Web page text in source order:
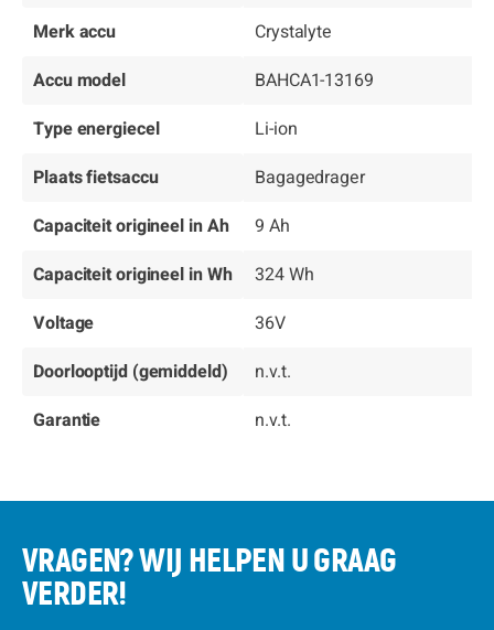
Merk accu
Crystalyte
Accu model
BAHCA1-13169
Type energiecel
Li-ion
Plaats fietsaccu
Bagagedrager
Capaciteit origineel in Ah
9 Ah
Capaciteit origineel in Wh
324 Wh
Voltage
36V
Doorlooptijd (gemiddeld)
n.v.t.
Garantie
n.v.t.
VRAGEN? WIJ HELPEN U GRAAG
VERDER!